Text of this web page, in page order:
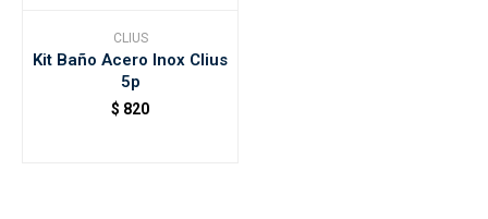
CLIUS
Kit Baño Acero Inox Clius
5p
$ 820
Accesorios